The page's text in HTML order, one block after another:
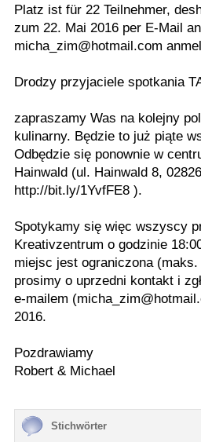
Platz ist für 22 Teilnehmer,
zum 22. Mai 2016 per E-Mail an
micha_zim@hotmail.com
Drodzy przyjaciele spotkania
zapraszamy Was na kolejny
kulinarny. Będzie to już piąte
Odbędzie się ponownie w
Hainwald (ul. Hainwald 8,
http://bit.ly/1YvfFE8 ).
Spotykamy się więc wszyscy
Kreativzentrum o godzinie
miejsc jest ograniczona
prosimy o uprzedni kontakt i
e-mailem
2016.
Pozdrawiamy
Robert & Michael
Stichwörter